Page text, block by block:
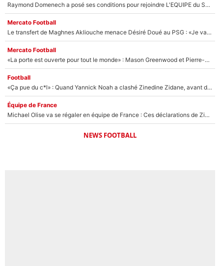
Raymond Domenech a posé ses conditions pour rejoindre L'EQUIPE du Soir : Il refuse de faire l'émission avec un autre chroniqueur !
Mercato Football
Le transfert de Maghnes Akliouche menace Désiré Doué au PSG : «Je valide à 200%»
Mercato Football
«La porte est ouverte pour tout le monde» : Mason Greenwood et Pierre-Emerick Aubameyang ont quitté l'OM, Amine Gouiri balance sur la suite du mercato et sur la réaction du vestiaire !
Football
«Ça pue du c*l» : Quand Yannick Noah a clashé Zinedine Zidane, avant de se faire recadrer par le nouveau sélectionneur de l'équipe de France !
Équipe de France
Michael Olise va se régaler en équipe de France : Ces déclarations de Zinedine Zidane qui prouvent qu'il va tout miser sur la star du Bayern Munich !
NEWS FOOTBALL